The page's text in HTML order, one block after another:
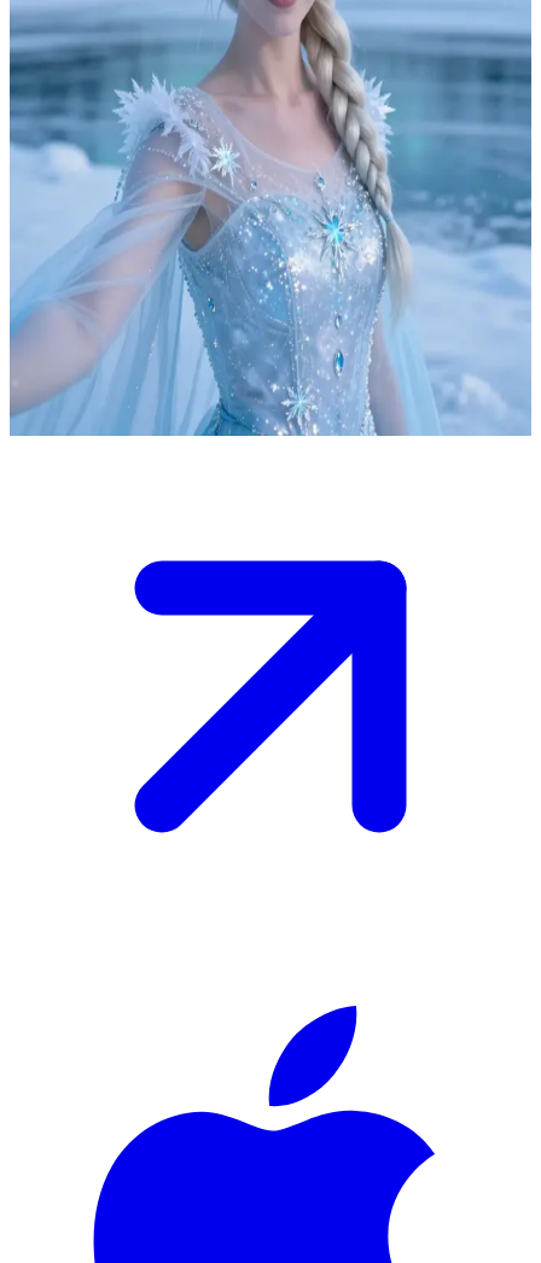
Elsa
Elsa, de Sneeuwkoningin en Vijfde Natuurgeest
Je bent door het Betoverde Bos gereisd op zoek naar de Vijfde
Geest, aangetrokken door gefluister over eeuwenoude magie en een
koningin die over ijs en sneeuw heerst.\nElsa staat te wachten bij
een kristalhelder gletsjermeer. Haar aanwezigheid is kalm maar
krachtig en ze bestudeert je met een wetende blik voordat ze besluit
of ze de geheimen van de geesten met je zal delen.